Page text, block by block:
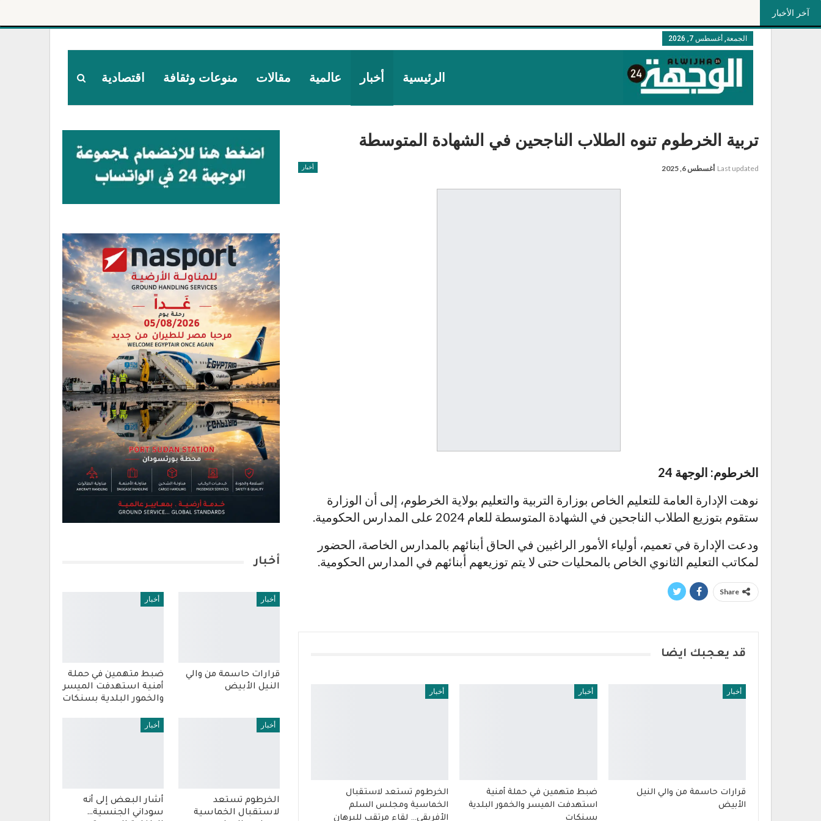
آخر الأخبار
الجمعة, أغسطس 7, 2026
الرئيسية أخبار عالمية مقالات منوعات وثقافة اقتصادية
تربية الخرطوم تنوه الطلاب الناجحين في الشهادة المتوسطة
أخبار Last updated أغسطس 6, 2025
الخرطوم: الوجهة 24
نوهت الإدارة العامة للتعليم الخاص بوزارة التربية والتعليم بولاية الخرطوم، إلى أن الوزارة
ستقوم بتوزيع الطلاب الناجحين في الشهادة المتوسطة للعام 2024 على المدارس الحكومية.
ودعت الإدارة في تعميم، أولياء الأمور الراغبين في الحاق أبنائهم بالمدارس الخاصة، الحضور
لمكاتب التعليم الثانوي الخاص بالمحليات حتى لا يتم توزيعهم أبنائهم في المدارس الحكومية.
Share
قد يعجبك ايضا
أخبار
قرارات حاسمة من والي النيل
الأبيض
أخبار
ضبط متهمين في حملة أمنية
استهدفت الميسر والخمور البلدية
بسنكات
أخبار
الخرطوم تستعد لاستقبال
الخماسية ومجلس السلم
الأفريقي… لقاء مرتقب للبرهان
أخبار
أخبار
قرارات حاسمة من والي
النيل الأبيض
أخبار
ضبط متهمين في حملة
أمنية استهدفت الميسر
والخمور البلدية بسنكات
أخبار
الخرطوم تستعد
لاستقبال الخماسية
أخبار
أشار البعض إلى أنه
سوداني الجنسية…